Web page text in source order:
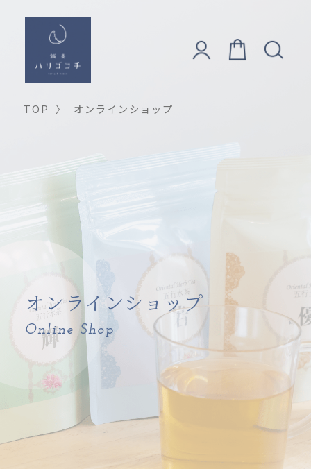
TOP 〉 オンラインショップ
オンラインショップ
Online Shop